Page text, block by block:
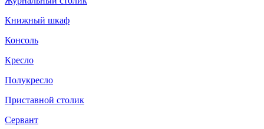
Книжный шкаф
Консоль
Кресло
Полукресло
Приставной столик
Сервант